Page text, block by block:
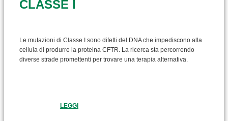
CLASSE I
Le mutazioni di Classe I sono difetti del DNA che impediscono alla
cellula di produrre la proteina CFTR. La ricerca sta percorrendo
diverse strade promettenti per trovare una terapia alternativa.
LEGGI